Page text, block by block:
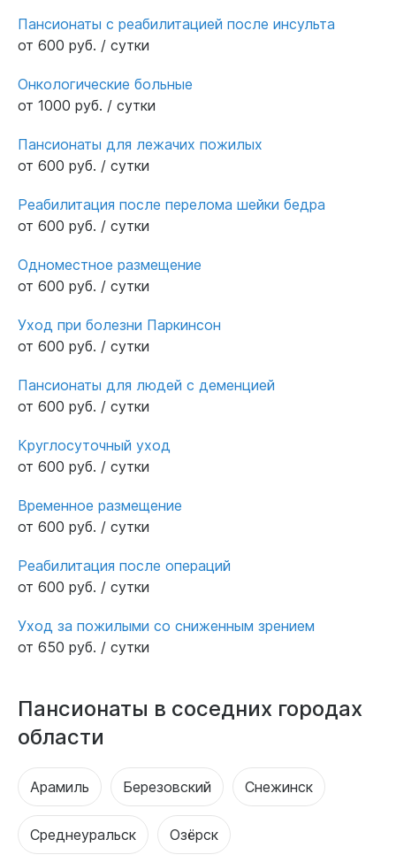
Пансионаты с реабилитацией после инсульта
от 600 руб. / сутки
Онкологические больные
от 1000 руб. / сутки
Пансионаты для лежачих пожилых
от 600 руб. / сутки
Реабилитация после перелома шейки бедра
от 600 руб. / сутки
Одноместное размещение
от 600 руб. / сутки
Уход при болезни Паркинсон
от 600 руб. / сутки
Пансионаты для людей с деменцией
от 600 руб. / сутки
Круглосуточный уход
от 600 руб. / сутки
Временное размещение
от 600 руб. / сутки
Реабилитация после операций
от 600 руб. / сутки
Уход за пожилыми со сниженным зрением
от 650 руб. / сутки
Пансионаты в соседних городах
области
Арамиль Березовский Снежинск
Среднеуральск Озёрск